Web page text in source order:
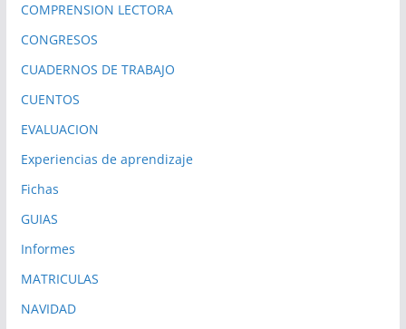
COMPRENSION LECTORA
CONGRESOS
CUADERNOS DE TRABAJO
CUENTOS
EVALUACION
Experiencias de aprendizaje
Fichas
GUIAS
Informes
MATRICULAS
NAVIDAD